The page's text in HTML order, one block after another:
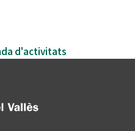
d'activitats